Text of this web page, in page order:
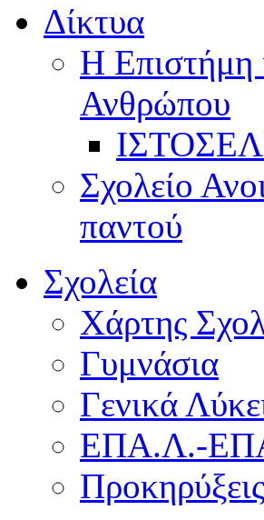
Δίκτυα
Η Επιστήμη
Ανθρώπου
Σχολείο
παντού
Σχολεία
Χάρτης
Γυμνάσια
Γενικά
ΕΠΑ.Λ.-